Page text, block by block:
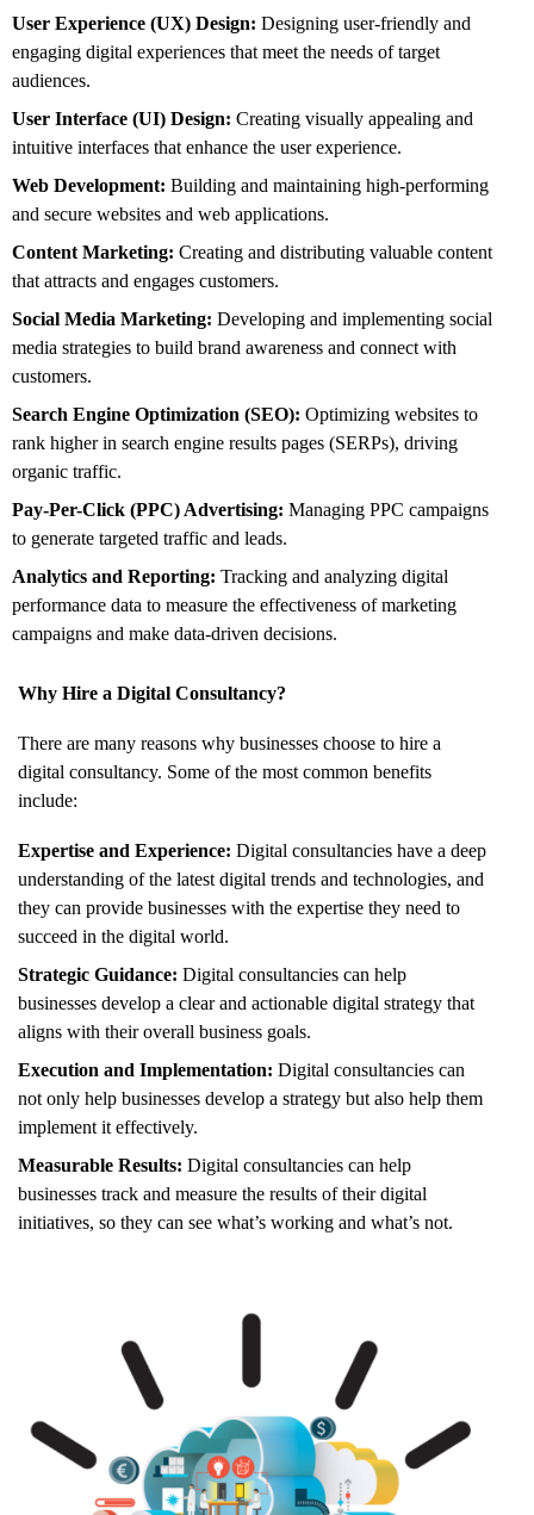
User Experience (UX) Design: Designing user-friendly and
engaging digital experiences that meet the needs of target
audiences.
User Interface (UI) Design: Creating visually appealing and
intuitive interfaces that enhance the user experience.
Web Development: Building and maintaining high-performing
and secure websites and web applications.
Content Marketing: Creating and distributing valuable content
that attracts and engages customers.
Social Media Marketing: Developing and implementing social
media strategies to build brand awareness and connect with
customers.
Search Engine Optimization (SEO): Optimizing websites to
rank higher in search engine results pages (SERPs), driving
organic traffic.
Pay-Per-Click (PPC) Advertising: Managing PPC campaigns
to generate targeted traffic and leads.
Analytics and Reporting: Tracking and analyzing digital
performance data to measure the effectiveness of marketing
campaigns and make data-driven decisions.
Why Hire a Digital Consultancy?
There are many reasons why businesses choose to hire a
digital consultancy. Some of the most common benefits
include:
Expertise and Experience: Digital consultancies have a deep
understanding of the latest digital trends and technologies, and
they can provide businesses with the expertise they need to
succeed in the digital world.
Strategic Guidance: Digital consultancies can help
businesses develop a clear and actionable digital strategy that
aligns with their overall business goals.
Execution and Implementation: Digital consultancies can
not only help businesses develop a strategy but also help them
implement it effectively.
Measurable Results: Digital consultancies can help
businesses track and measure the results of their digital
initiatives, so they can see what’s working and what’s not.